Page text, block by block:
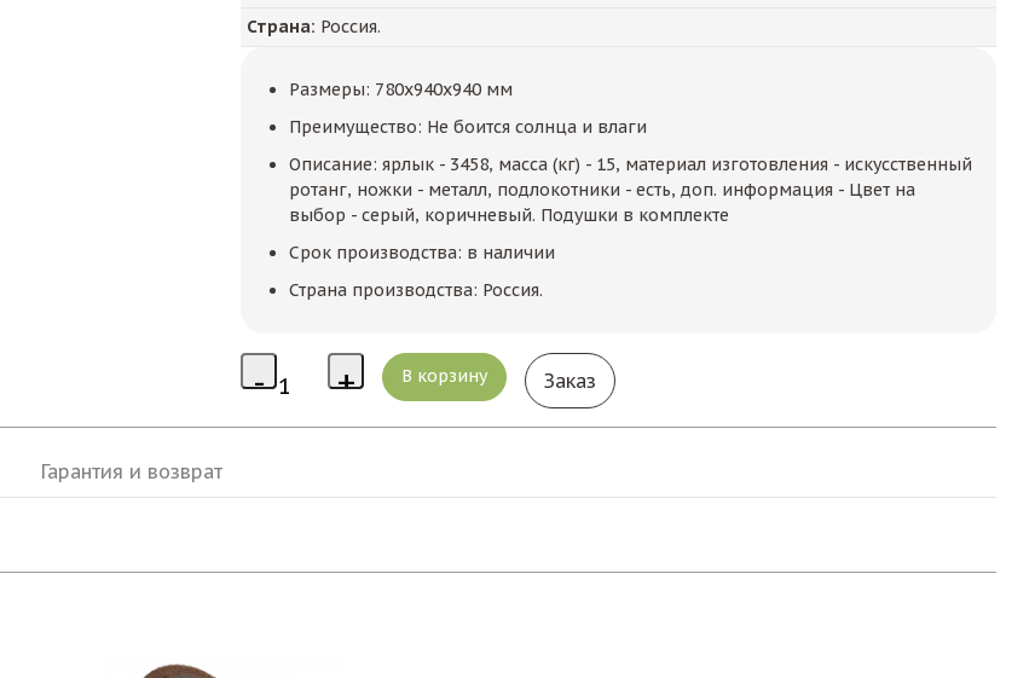
Страна: Россия.
Размеры: 780x940x940 мм
Преимущество: Не боится солнца и влаги
Описание: ярлык - 3458, масса (кг) - 15, материал изготовления - искусственный
ротанг, ножки - металл, подлокотники - есть, доп. информация - Цвет на
выбор - серый, коричневый. Подушки в комплекте
Срок производства: в наличии
Страна производства: Россия.
Заказ
Гарантия и возврат